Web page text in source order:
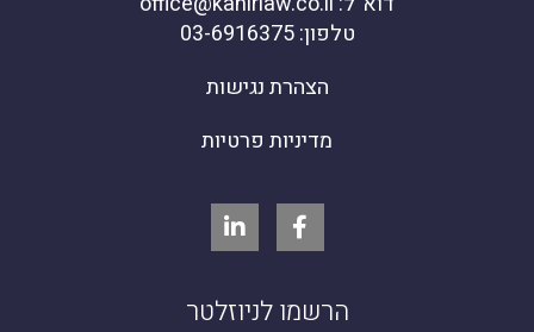
טלפון: 03-6916375
הצהרת נגישות
מדיניות פרטיות
הרשמו לניוזלטר